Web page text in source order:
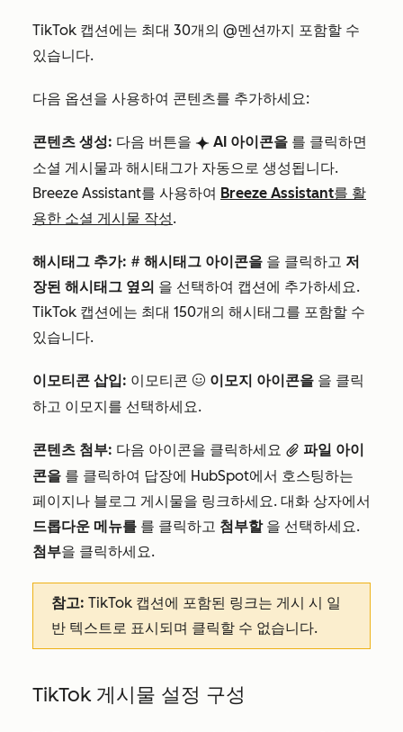
TikTok 캡션에는 최대 30개의 @멘션까지 포함할 수
있습니다.
다음 옵션을 사용하여 콘텐츠를 추가하세요:
콘텐츠 생성: 다음 버튼을 breezeSingleStar AI 아이콘을 를 클릭하면
소셜 게시물과 해시태그가 자동으로 생성됩니다.
Breeze Assistant를 사용하여 Breeze Assistant를 활
용한 소셜 게시물 작성.
해시태그 추가: # 해시태그 아이콘을 을 클릭하고 저
장된 해시태그 옆의 을 선택하여 캡션에 추가하세요.
TikTok 캡션에는 최대 150개의 해시태그를 포함할 수
있습니다.
이모티콘 삽입: 이모티콘 emoji 이모지 아이콘을 을 클릭
하고 이모지를 선택하세요.
콘텐츠 첨부: 다음 아이콘을 클릭하세요 attach 파일 아이
콘을 를 클릭하여 답장에 HubSpot에서 호스팅하는
페이지나 블로그 게시물을 링크하세요. 대화 상자에서
드롭다운 메뉴를 를 클릭하고 첨부할을 선택하세요.
첨부을 클릭하세요.
참고: TikTok 캡션에 포함된 링크는 게시 시 일
반 텍스트로 표시되며 클릭할 수 없습니다.
TikTok 게시물 설정 구성